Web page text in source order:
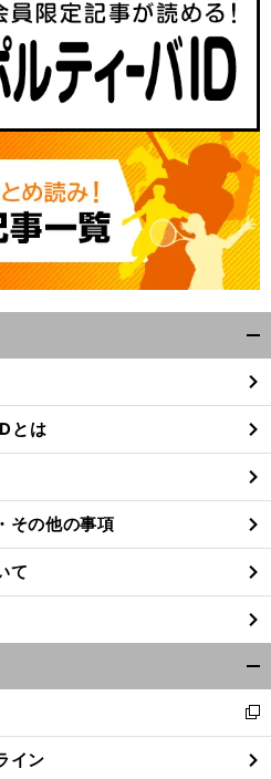
大ドラフト候補右腕は超逸材
楽天
藤平が「
よりすごい
と認めた
閉
る
とは
その他の事項
て
閉
る
新
し
い
イン